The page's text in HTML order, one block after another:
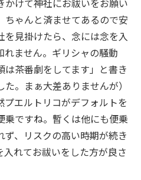
かけて神社にお祓いをお願い
ちゃんと済ませてあるので安
見掛けたら、念には念を入
れません。ギリシャの騒動
は茶番劇をしてます」と書き
。まぁ大差ありませんが）
エルトリコがデフォルトを
乗ですね。暫くは他にも便乗
、リスクの高い時期が続き
れてお祓いをした方が良さ